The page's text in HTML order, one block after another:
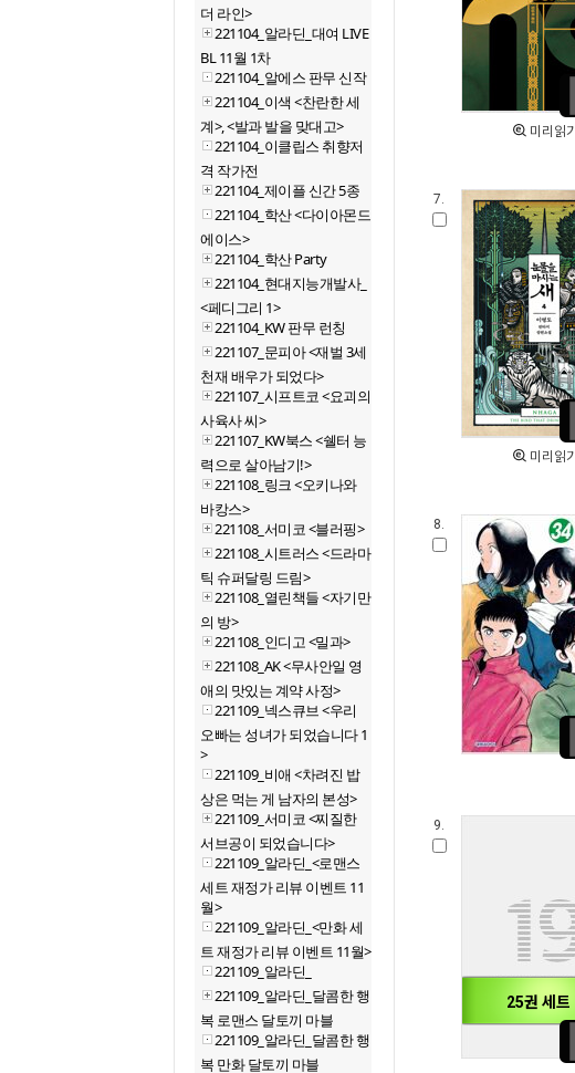
더 라인>
221104_알라딘_대여 LIVE
BL 11월 1차
221104_알에스 판무 신작
221104_이색 <찬란한 세
계>, <발과 발을 맞대고>
221104_이클립스 취향저
격 작가전
221104_제이플 신간 5종
221104_학산 <다이아몬드
에이스>
221104_학산 Party
221104_현대지능개발사_
<페디그리 1>
221104_KW 판무 런칭
221107_문피아 <재벌 3세
천재 배우가 되었다>
221107_시프트코 <요괴의
사육사 씨>
221107_KW북스 <쉘터 능
력으로 살아남기!>
221108_링크 <오키나와
바캉스>
221108_서미코 <블러핑>
221108_시트러스 <드라마
틱 슈퍼달링 드림>
221108_열린책들 <자기만
의 방>
221108_인디고 <밀과>
221108_AK <무사안일 영
애의 맛있는 계약 사정>
221109_넥스큐브 <우리
오빠는 성녀가 되었습니다 1
>
221109_비애 <차려진 밥
상은 먹는 게 남자의 본성>
221109_서미코 <찌질한
서브공이 되었습니다>
221109_알라딘_<로맨스
세트 재정가 리뷰 이벤트 11
월>
221109_알라딘_<만화 세
트 재정가 리뷰 이벤트 11월>
221109_알라딘_
221109_알라딘_달콤한 행
복 로맨스 달토끼 마블
221109_알라딘_달콤한 행
복 만화 달토끼 마블
미리읽기
7.
미리읽기
8.
9.
25권 세트